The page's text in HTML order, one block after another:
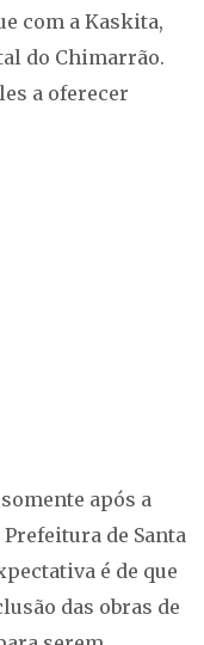
com a Kaskita,
do Chimarrão.
a oferecer
após a
de Santa
é de que
das obras de